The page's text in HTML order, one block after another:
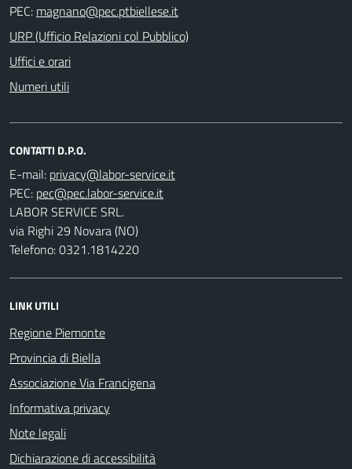
PEC:
URP (Ufficio Relazioni col Pubblico)
Uffici e orari
Numeri utili
CONTATTI D.P.O.
E-mail:
PEC:
LABOR SERVICE SRL.
via Righi 29 Novara (NO)
Telefono: 0321.1814220
LINK UTILI
Regione Piemonte
Provincia di Biella
Associazione Via Francigena
Informativa privacy
Note legali
Dichiarazione di accessibilità